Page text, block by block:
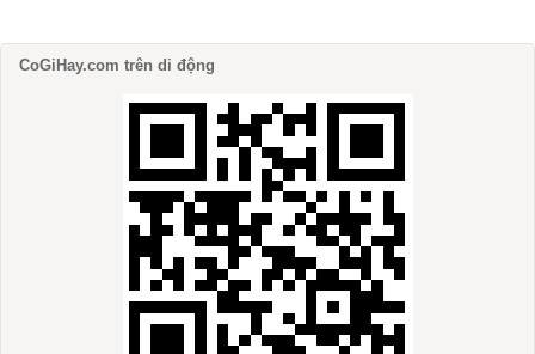
CoGiHay.com trên di động